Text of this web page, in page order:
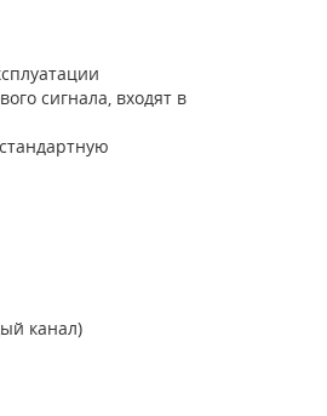
сигнала, входят в
канал)